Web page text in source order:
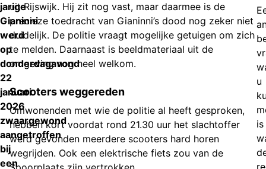
jarige
Gianinni
werd
op
donderdagavond
22
januari
2026
zwaargewond
aangetroffen
bij
een
uit Rijswijk. Hij zit nog vast, maar daarmee is de
precieze toedracht van Gianinni’s dood nog zeker niet
duidelijk. De politie vraagt mogelijke getuigen om zich
te melden. Daarnaast is beeldmateriaal uit de
omgeving nog heel welkom.
Scooters weggereden
Omwonenden met wie de politie al heeft gesproken,
hebben kort voordat rond 21.30 uur het slachtoffer
werd gevonden meerdere scooters hard horen
wegrijden. Ook een elektrische fiets zou van de
u
is